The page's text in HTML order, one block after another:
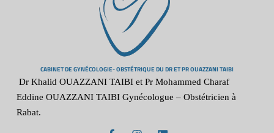
CABINET DE GYNÉCOLOGIE- OBSTÉTRIQUE DU DR ET PR OUAZZANI TAIBI
Dr Khalid OUAZZANI TAIBI et Pr Mohammed Charaf
Eddine OUAZZANI TAIBI Gynécologue – Obstétricien à
Rabat.